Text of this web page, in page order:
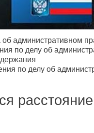
об административном
по делу об
по делу об